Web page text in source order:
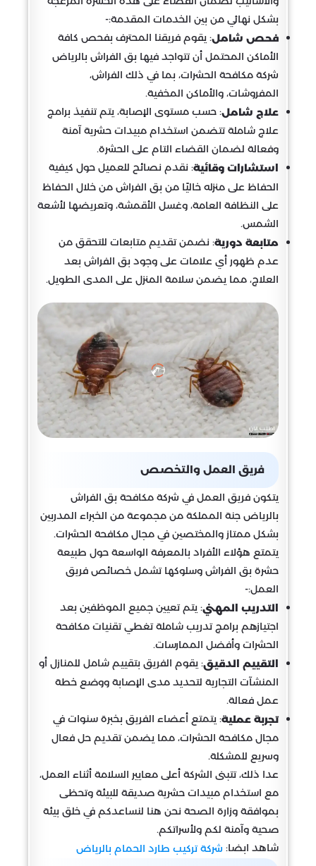
بشكل نهائي من بين الخدمات المقدمة:-
فحص شامل: يقوم فريقنا المحترف بفحص كافة
الأماكن المحتمل أن تتواجد فيها بق الفراش بالرياض
شركة مكافحة الحشرات، بما في ذلك الفراش،
المفروشات، والأماكن المخفية.
علاج شامل: حسب مستوى الإصابة، يتم تنفيذ برامج
علاج شاملة تتضمن استخدام مبيدات حشرية آمنة
وفعالة لضمان القضاء التام على الحشرة.
استشارات وقائية: نقدم نصائح للعميل حول كيفية
الحفاظ على منزله خاليًا من بق الفراش من خلال الحفاظ
على النظافة العامة، وغسل الأقمشة، وتعريضها لأشعة
الشمس.
متابعة دورية: نضمن تقديم متابعات للتحقق من
عدم ظهور أي علامات على وجود بق الفراش بعد
العلاج، مما يضمن سلامة المنزل على المدى الطويل.
فريق العمل والتخصص
يتكون فريق العمل في شركة مكافحة بق الفراش
بالرياض جنة المملكة من مجموعة من الخبراء المدربين
بشكل ممتاز والمختصين في مجال مكافحة الحشرات.
يتمتع هؤلاء الأفراد بالمعرفة الواسعة حول طبيعة
حشرة بق الفراش وسلوكها تشمل خصائص فريق
العمل:-
التدريب المهني: يتم تعيين جميع الموظفين بعد
اجتيازهم برامج تدريب شاملة تغطي تقنيات مكافحة
الحشرات وأفضل الممارسات.
التقييم الدقيق: يقوم الفريق بتقييم شامل للمنازل أو
المنشآت التجارية لتحديد مدى الإصابة ووضع خطة
عمل فعالة.
تجربة عملية: يتمتع أعضاء الفريق بخبرة سنوات في
مجال مكافحة الحشرات، مما يضمن تقديم حل فعال
وسريع للمشكلة.
عدا ذلك، تتبنى الشركة أعلى معايير السلامة أثناء العمل،
مع استخدام مبيدات حشرية صديقة للبيئة وتحظى
بموافقة وزارة الصحة نحن هنا لنساعدكم في خلق بيئة
صحية وآمنة لكم ولأسراتكم.
شاهد ابضا: شركة تركيب طارد الحمام بالرياض